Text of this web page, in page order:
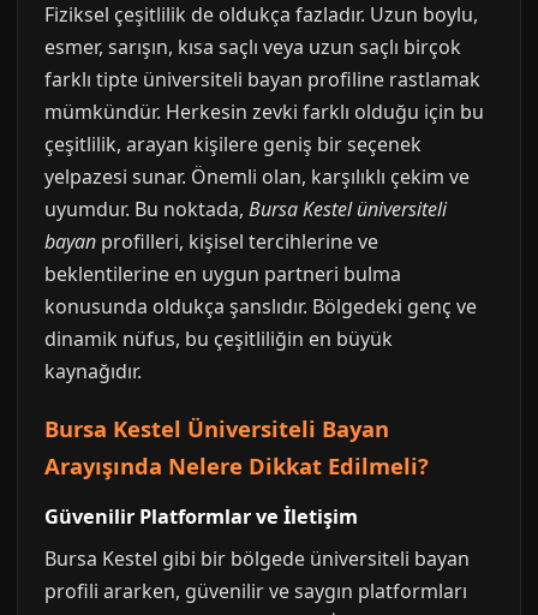
Fiziksel çeşitlilik de oldukça fazladır. Uzun boylu,
esmer, sarışın, kısa saçlı veya uzun saçlı birçok
farklı tipte üniversiteli bayan profiline rastlamak
mümkündür. Herkesin zevki farklı olduğu için bu
çeşitlilik, arayan kişilere geniş bir seçenek
yelpazesi sunar. Önemli olan, karşılıklı çekim ve
uyumdur. Bu noktada, Bursa Kestel üniversiteli
bayan profilleri, kişisel tercihlerine ve
beklentilerine en uygun partneri bulma
konusunda oldukça şanslıdır. Bölgedeki genç ve
dinamik nüfus, bu çeşitliliğin en büyük
kaynağıdır.
Bursa Kestel Üniversiteli Bayan
Arayışında Nelere Dikkat Edilmeli?
Güvenilir Platformlar ve İletişim
Bursa Kestel gibi bir bölgede üniversiteli bayan
profili ararken, güvenilir ve saygın platformları